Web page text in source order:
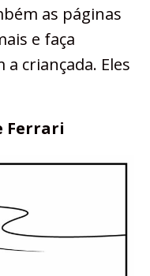
as páginas
e faça
criançada. Eles
Ferrari